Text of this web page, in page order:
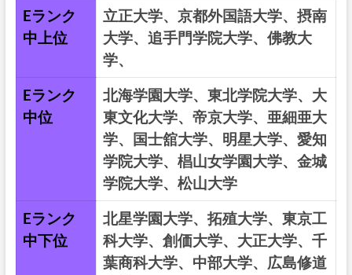
Eランク
中上位
立正大学、京都外国語大学、摂南
大学、追手門学院大学、佛教大
学、
Eランク
中位
北海学園大学、東北学院大学、大
東文化大学、帝京大学、亜細亜大
学、国士舘大学、明星大学、愛知
学院大学、椙山女学園大学、金城
学院大学、松山大学
Eランク
中下位
北星学園大学、拓殖大学、東京工
科大学、創価大学、大正大学、千
葉商科大学、中部大学、広島修道